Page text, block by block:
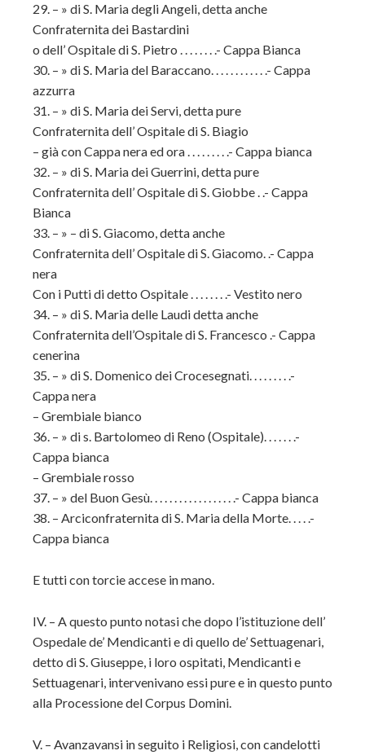
29. – » di S. Maria degli Angeli, detta anche
Confraternita dei Bastardini
o dell’ Ospitale di S. Pietro . . . . . . . .- Cappa Bianca
30. – » di S. Maria del Baraccano. . . . . . . . . . . .- Cappa
azzurra
31. – » di S. Maria dei Servi, detta pure
Confraternita dell’ Ospitale di S. Biagio
– già con Cappa nera ed ora . . . . . . . . .- Cappa bianca
32. – » di S. Maria dei Guerrini, detta pure
Confraternita dell’ Ospitale di S. Giobbe . .- Cappa
Bianca
33. – » – di S. Giacomo, detta anche
Confraternita dell’ Ospitale di S. Giacomo. .- Cappa
nera
Con i Putti di detto Ospitale . . . . . . . .- Vestito nero
34. – » di S. Maria delle Laudi detta anche
Confraternita dell’Ospitale di S. Francesco .- Cappa
cenerina
35. – » di S. Domenico dei Crocesegnati. . . . . . . . .-
Cappa nera
– Grembiale bianco
36. – » di s. Bartolomeo di Reno (Ospitale). . . . . . .-
Cappa bianca
– Grembiale rosso
37. – » del Buon Gesù. . . . . . . . . . . . . . . . . .- Cappa bianca
38. – Arciconfraternita di S. Maria della Morte. . . . .-
Cappa bianca
E tutti con torcie accese in mano.
IV. – A questo punto notasi che dopo l’istituzione dell’
Ospedale de’ Mendicanti e di quello de’ Settuagenari,
detto di S. Giuseppe, i loro ospitati, Mendicanti e
Settuagenari, intervenivano essi pure e in questo punto
alla Processione del Corpus Domini.
V. – Avanzavansi in seguito i Religiosi, con candelotti